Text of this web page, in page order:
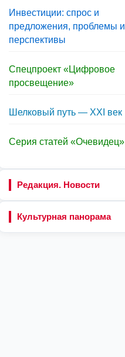
Инвестиции: спрос и
предложения, проблемы и
перспективы
Спецпроект «Цифровое
просвещение»
Шелковый путь — XXI век
Серия статей «Очевидец»
Редакция. Новости
Культурная панорама